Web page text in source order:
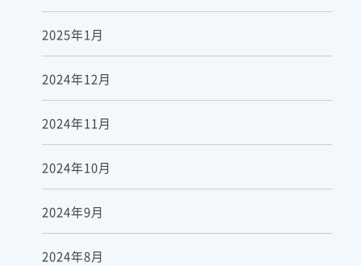
2025年1月
2024年12月
2024年11月
2024年10月
2024年9月
2024年8月